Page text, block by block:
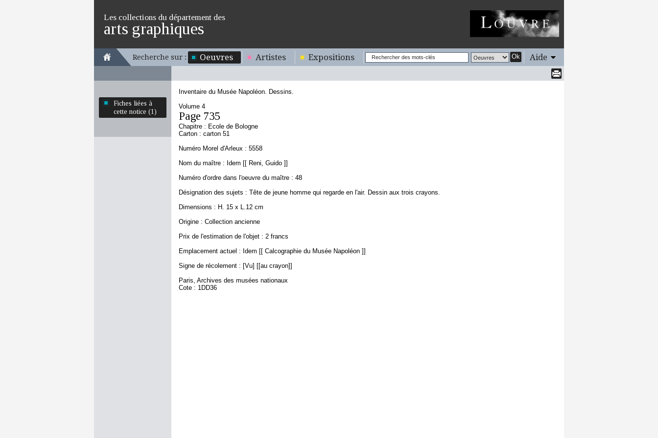
Les collections du département des
arts graphiques
Recherche sur : Oeuvres Artistes Expositions Ok Aide
Fiches liées à
cette notice (1)
Inventaire du Musée Napoléon. Dessins.
Volume 4
Page 735
Chapitre : Ecole de Bologne
Carton : carton 51
Numéro Morel d'Arleux : 5558
Nom du maître : Idem [[ Reni, Guido ]]
Numéro d'ordre dans l'oeuvre du maître : 48
Désignation des sujets : Tête de jeune homme qui regarde en l'air. Dessin aux trois crayons.
Dimensions : H. 15 x L.12 cm
Origine : Collection ancienne
Prix de l'estimation de l'objet : 2 francs
Emplacement actuel : Idem [[ Calcographie du Musée Napoléon ]]
Signe de récolement : [Vu] [[au crayon]]
Paris, Archives des musées nationaux
Cote : 1DD36